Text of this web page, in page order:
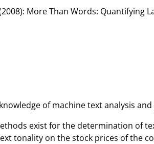
More Than Words: Quantifying
of machine text analysis
exist for the determination of
tonality on the stock prices of the